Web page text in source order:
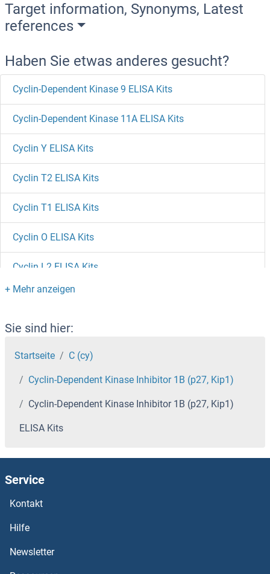
Target information, Synonyms, Latest
references
Haben Sie etwas anderes gesucht?
Cyclin-Dependent Kinase 9 ELISA Kits
Cyclin-Dependent Kinase 11A ELISA Kits
Cyclin Y ELISA Kits
Cyclin T2 ELISA Kits
Cyclin T1 ELISA Kits
Cyclin O ELISA Kits
Cyclin L2 ELISA Kits
Cyclin L1 ELISA Kits
Cyclin K ELISA Kits
Cyclin J ELISA Kits
Cyclin I ELISA Kits
Cyclin G1 ELISA Kits
Cyclin E2 ELISA Kits
Cyclin E1 ELISA Kits
Sie sind hier:
Startseite C (cy)
Cyclin-Dependent Kinase Inhibitor 1B (p27, Kip1)
Cyclin-Dependent Kinase Inhibitor 1B (p27, Kip1)
ELISA Kits
Service
Kontakt
Hilfe
Newsletter